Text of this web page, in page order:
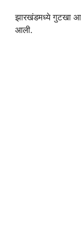
झारखंडमध्ये गुटखा
आली.